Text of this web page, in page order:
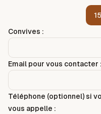
Convives :
Email pour vous contacter :
Téléphone (optionnel) si
vous appelle :